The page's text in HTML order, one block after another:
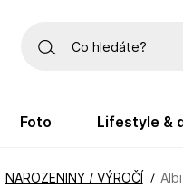
NAROZENINY / VÝROČÍ
foto lifestyle &